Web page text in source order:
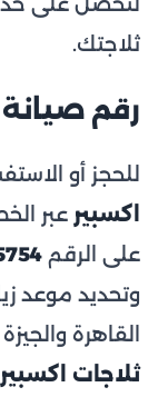
ثلاجتك.
رقم صيانة
للحجز أو
اكسبير عبر
على الرقم
القاهرة
ثلاجات اكسبير